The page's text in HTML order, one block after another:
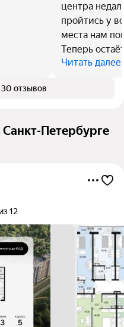
центра
пройтись у
места нам
Теперь
Читать далее
отзывов
Петербурге
12